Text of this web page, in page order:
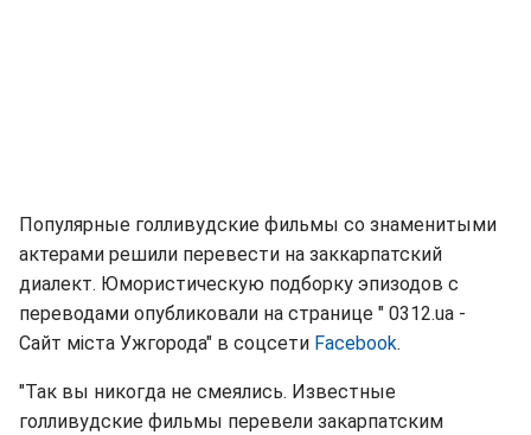
Популярные голливудские фильмы со знаменитыми
актерами решили перевести на заккарпатский
диалект. Юмористическую подборку эпизодов с
переводами опубликовали на странице " 0312.ua -
Сайт мiста Ужгорода" в соцсети Facebook.
"Так вы никогда не смеялись. Известные
голливудские фильмы перевели закарпатским